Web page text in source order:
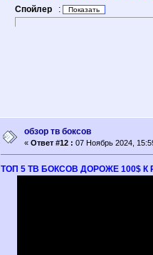
Спойлер
:
обзор тв боксов
« Ответ #12 : 07 Ноябрь 2024,
ТОП 5 ТВ БОКСОВ ДОРОЖЕ 100$